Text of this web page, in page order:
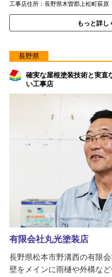
工事店住所：長野県木曽郡上松町荻原
もっと詳し
長野県
確実な屋根塗装技術と実直
い工事店
有限会社丸光塗装店
長野県松本市野溝西の有限
壁をメインに雨樋や外構な